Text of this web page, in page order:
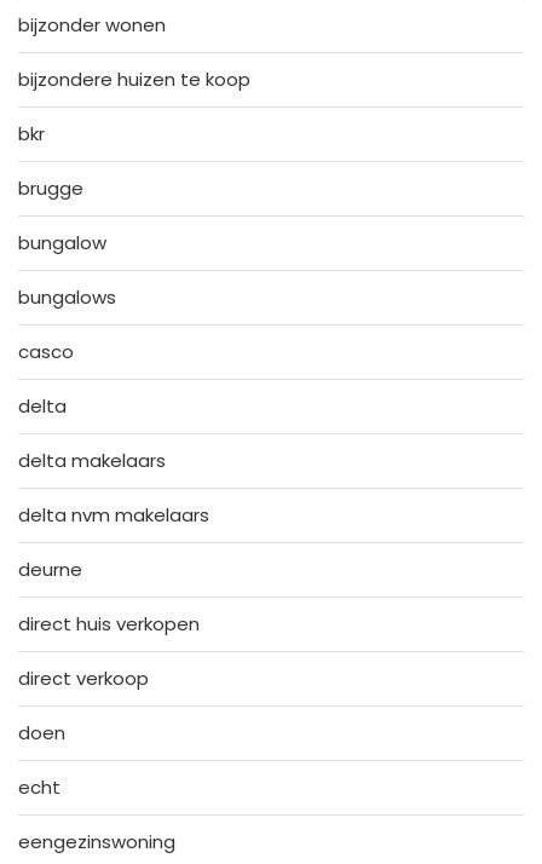
bijzonder wonen
bijzondere huizen te koop
bkr
brugge
bungalow
bungalows
casco
delta
delta makelaars
delta nvm makelaars
deurne
direct huis verkopen
direct verkoop
doen
echt
eengezinswoning